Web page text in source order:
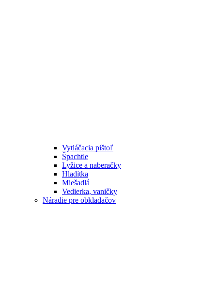
Vytláčacia pištoľ
Špachtle
Lyžice a naberačky
Hladítka
Miešadlá
Vedierka, vaničky
Náradie pre obkladačov